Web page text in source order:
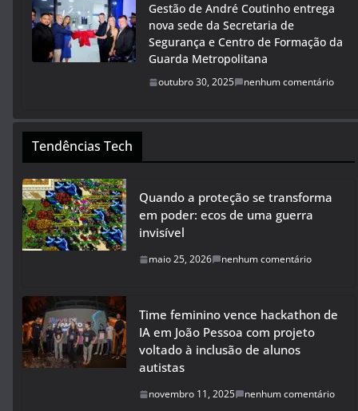
Gestão de André Coutinho entrega
nova sede da Secretaria de
Segurança e Centro de Formação da
Guarda Metropolitana
outubro 30, 2025 nenhum comentário
Tendências Tech
Quando a proteção se transforma
em poder: ecos de uma guerra
invisível
maio 25, 2026 nenhum comentário
Time feminino vence hackathon de
IA em João Pessoa com projeto
voltado à inclusão de alunos
autistas
novembro 11, 2025 nenhum comentário